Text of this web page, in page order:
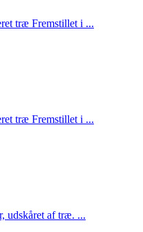
træ Fremstillet i ...
træ Fremstillet i ...
udskåret af træ. ...